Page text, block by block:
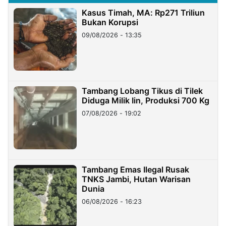
Kasus Timah, MA: Rp271 Triliun
Bukan Korupsi
09/08/2026 - 13:35
Tambang Lobang Tikus di Tilek
Diduga Milik Iin, Produksi 700 Kg
07/08/2026 - 19:02
Tambang Emas Ilegal Rusak
TNKS Jambi, Hutan Warisan
Dunia
06/08/2026 - 16:23